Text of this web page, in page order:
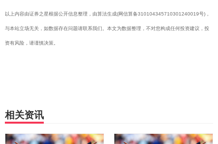
以上内容由证券之星根据公开信息整理，由算法生成(网信算备310104345710301240019号)，
与本站立场无关，如数据存在问题请联系我们。本文为数据整理，不对您构成任何投资建议，投
资有风险，请谨慎决策。
相关资讯